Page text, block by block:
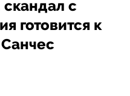
с
готовится к